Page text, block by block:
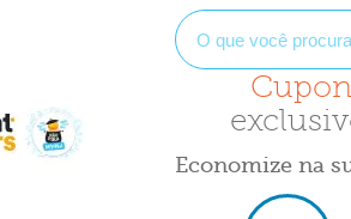
Economize na